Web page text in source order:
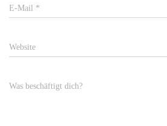
E-Mail *
Website
Was beschäftigt dich?